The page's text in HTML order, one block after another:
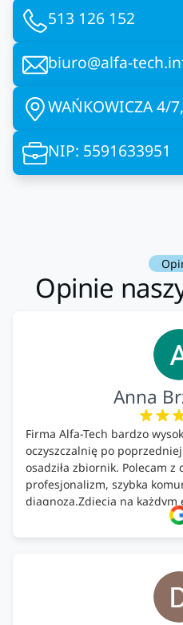
513 126 152
biuro@alfa-
WAŃKOWICZA 4/
NIP: 5591633951
Opinie
Anna
Firma Alfa-Tech bardzo
oczyszczalnię po
osadziła zbiornik. Polecam z
profesjonalizm, szybka
diagnoza.Zdjęcia na każdym
doradztwo.Dobrze
Podsumowując ekipa na